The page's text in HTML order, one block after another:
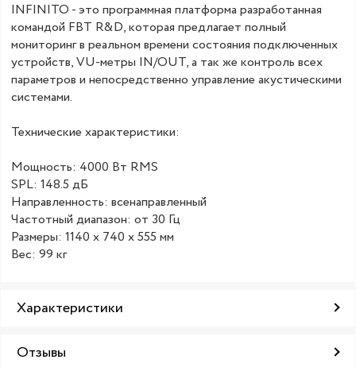
INFINITO - это программная платформа разработанная
командой FBT R&D, которая предлагает полный
мониторинг в реальном времени состояния подключенных
устройств, VU-метры IN/OUT, а так же контроль всех
параметров и непосредственно управление акустическими
системами.
Технические характеристики:
Мощность: 4000 Вт RMS
SPL: 148.5 дБ
Направленность: всенаправленный
Частотный диапазон: от 30 Гц
Размеры: 1140 x 740 x 555 мм
Вес: 99 кг
Характеристики
Отзывы